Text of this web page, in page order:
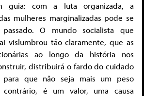
guia: com a luta organizada, a
mulheres marginalizadas pode se
O mundo socialista que
vislumbrou tão claramente, que as
ao longo da história nos
distribuirá o fardo do cuidado
que não seja mais um peso
contrário, é um valor, uma causa